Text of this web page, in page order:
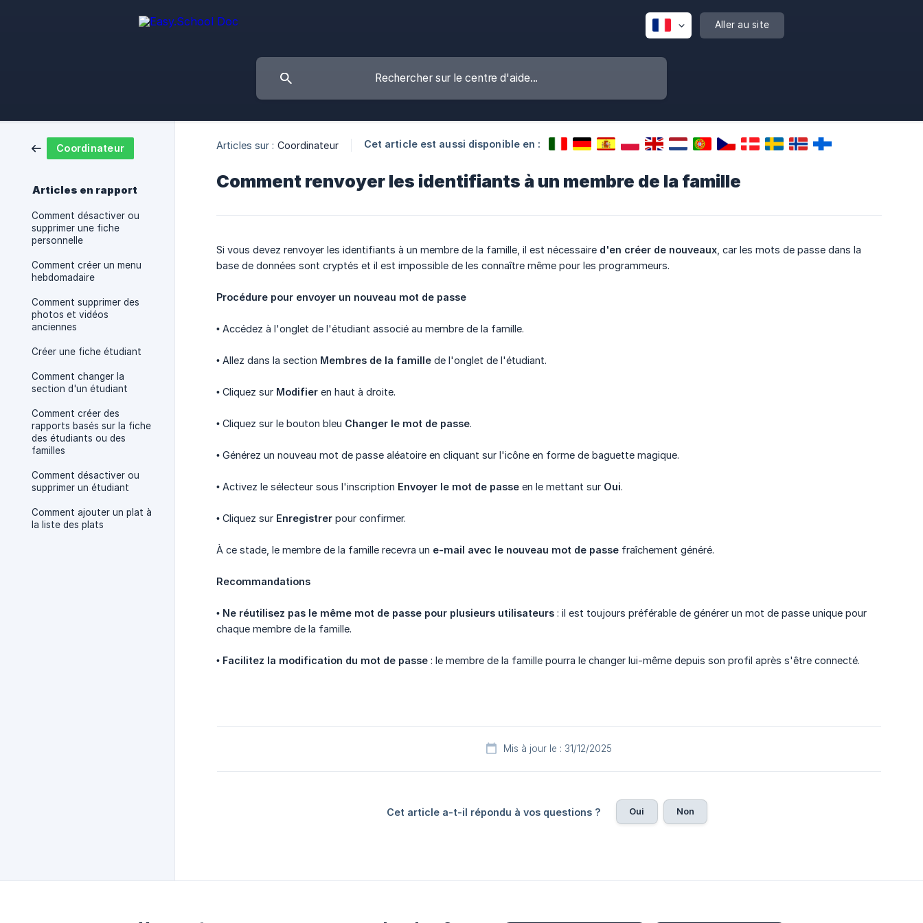
Aller au site
Coordinateur
Articles en rapport
Comment désactiver ou
supprimer une fiche
personnelle
Comment créer un menu
hebdomadaire
Comment supprimer des
photos et vidéos
anciennes
Créer une fiche étudiant
Comment changer la
section d'un étudiant
Comment créer des
rapports basés sur la fiche
des étudiants ou des
familles
Comment désactiver ou
supprimer un étudiant
Comment ajouter un plat à
la liste des plats
Articles sur : Coordinateur Cet article est aussi disponible en :
Comment renvoyer les identifiants à un membre de la famille
Si vous devez renvoyer les identifiants à un membre de la famille, il est nécessaire d'en créer de nouveaux , car les mots de passe dans la
base de données sont cryptés et il est impossible de les connaître même pour les programmeurs.
Procédure pour envoyer un nouveau mot de passe
• Accédez à l'onglet de l'étudiant associé au membre de la famille.
• Allez dans la section Membres de la famille de l'onglet de l'étudiant.
• Cliquez sur Modifier en haut à droite.
• Cliquez sur le bouton bleu Changer le mot de passe.
• Générez un nouveau mot de passe aléatoire en cliquant sur l'icône en forme de baguette magique.
• Activez le sélecteur sous l'inscription Envoyer le mot de passe en le mettant sur Oui.
• Cliquez sur Enregistrer pour confirmer.
À ce stade, le membre de la famille recevra un e-mail avec le nouveau mot de passe fraîchement généré.
Recommandations
• Ne réutilisez pas le même mot de passe pour plusieurs utilisateurs : il est toujours préférable de générer un mot de passe unique pour
chaque membre de la famille.
• Facilitez la modification du mot de passe : le membre de la famille pourra le changer lui-même depuis son profil après s'être connecté.
Mis à jour le : 31/12/2025
Cet article a-t-il répondu à vos questions ? Oui Non